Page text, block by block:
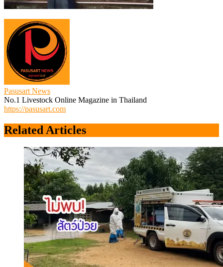
Pasusart News
No.1 Livestock Online Magazine in Thailand
https://pasusart.com
Related Articles